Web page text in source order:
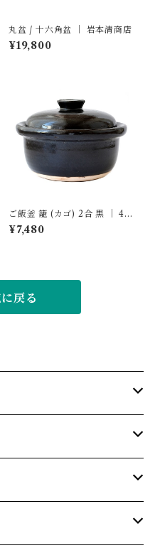
丸盆 / 十六角盆 ｜ 岩本清商店
¥19,800
ご飯釜 籠 (カゴ) 2合 黒 ｜ 4th
-market
¥7,480
戻る